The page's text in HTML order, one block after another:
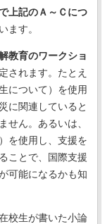
上記のＡ～Ｃにつ
ます。
教育のワークショ
されます。たとえ
について）を使用
に関連していると
せん。あるいは、
を使用し、支援を
ことで、国際支援
可能になるかも知
校生が書いた小論